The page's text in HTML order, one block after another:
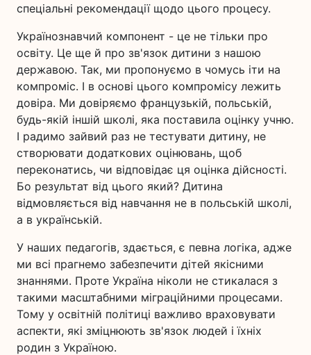
спеціальні рекомендації щодо цього процесу.
Українознавчий компонент - це не тільки про
освіту. Це ще й про зв'язок дитини з нашою
державою. Так, ми пропонуємо в чомусь іти на
компроміс. І в основі цього компромісу лежить
довіра. Ми довіряємо французькій, польській,
будь-якій іншій школі, яка поставила оцінку учню.
І радимо зайвий раз не тестувати дитину, не
створювати додаткових оцінювань, щоб
переконатись, чи відповідає ця оцінка дійсності.
Бо результат від цього який? Дитина
відмовляється від навчання не в польській школі,
а в українській.
У наших педагогів, здається, є певна логіка, адже
ми всі прагнемо забезпечити дітей якісними
знаннями. Проте Україна ніколи не стикалася з
такими масштабними міграційними процесами.
Тому у освітній політиці важливо враховувати
аспекти, які зміцнюють зв'язок людей і їхніх
родин з Україною.